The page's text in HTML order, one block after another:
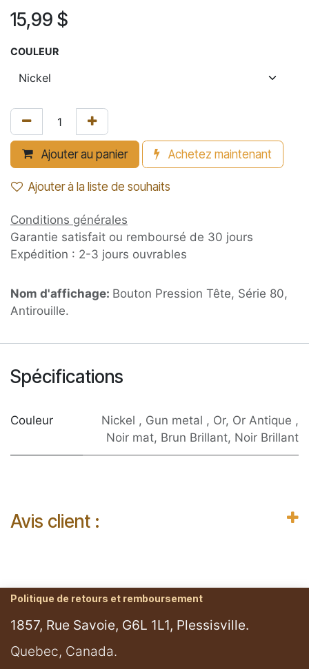
15,99 $
COULEUR
Ajouter au panier Achetez maintenant
Ajouter à la liste de souhaits
Conditions générales
Garantie satisfait ou remboursé de 30 jours
Expédition : 2-3 jours ouvrables
Nom d'affichage: Bouton Pression Tête, Série 80,
Antirouille.
Spécifications
Couleur Nickel , Gun metal , Or, Or Antique ,
Noir mat, Brun Brillant, Noir Brillant
Avis client :
Politique de retours et remboursement
1857, Rue Savoie, G6L 1L1, Plessisville.
​Quebec, Canada.